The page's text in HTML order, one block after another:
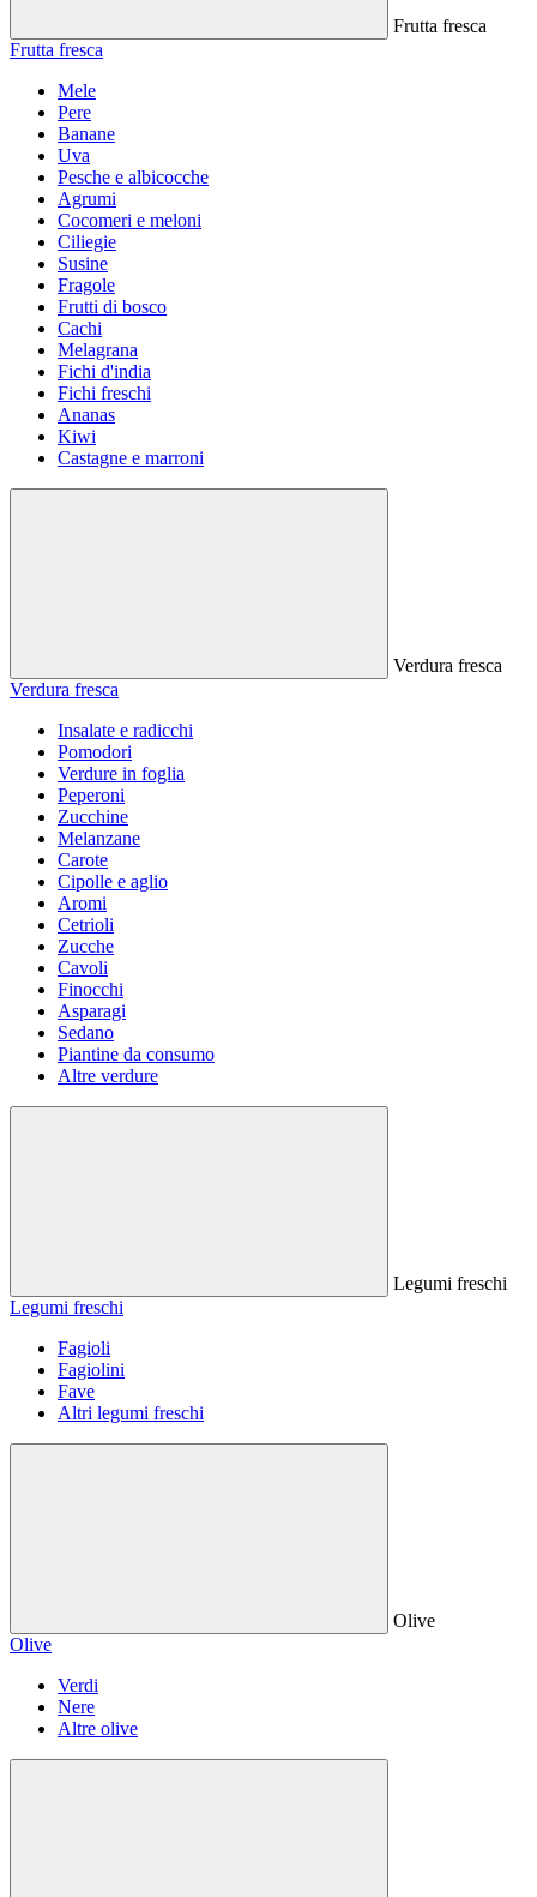
Frutta fresca
Frutta fresca
Mele
Pere
Banane
Uva
Pesche e albicocche
Agrumi
Cocomeri e meloni
Ciliegie
Susine
Fragole
Frutti di bosco
Cachi
Melagrana
Fichi d'india
Fichi freschi
Ananas
Kiwi
Castagne e marroni
Verdura fresca
Verdura fresca
Insalate e radicchi
Pomodori
Verdure in foglia
Peperoni
Zucchine
Melanzane
Carote
Cipolle e aglio
Aromi
Cetrioli
Zucche
Cavoli
Finocchi
Asparagi
Sedano
Piantine da consumo
Altre verdure
Legumi freschi
Legumi freschi
Fagioli
Fagiolini
Fave
Altri legumi freschi
Olive
Olive
Verdi
Nere
Altre olive